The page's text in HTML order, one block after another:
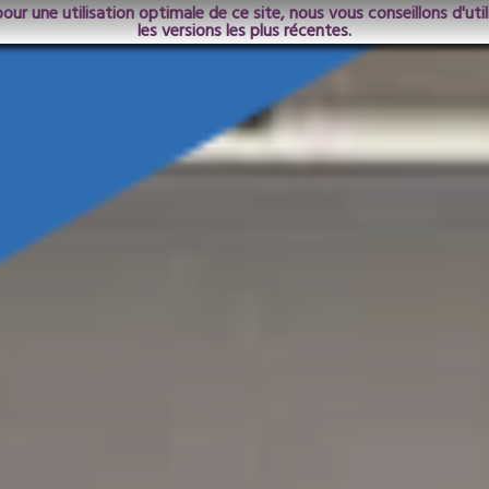
une utilisation optimale de ce site, nous vous conseillons
les versions les plus récentes.